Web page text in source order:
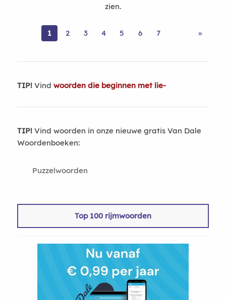
zien.
1 2 3 4 5 6 7 »
TIP!Vind woorden die beginnen met lie-
TIP!Vind woorden in onze nieuwe gratis Van Dale
Woordenboeken:
Puzzelwoorden
Top 100 rijmwoorden